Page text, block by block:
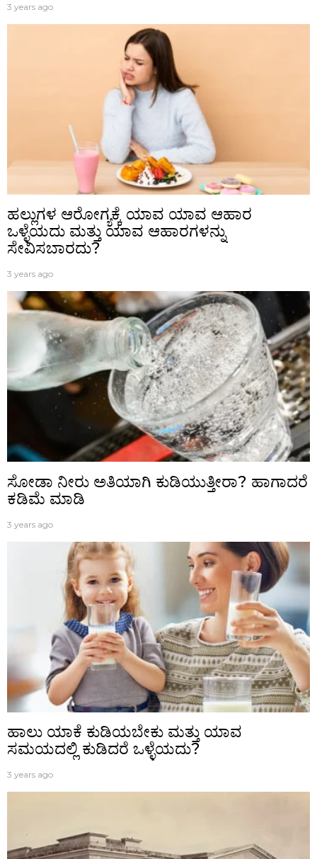
3 years ago
ಹಲ್ಲುಗಳ ಆರೋಗ್ಯಕ್ಕೆ ಯಾವ ಯಾವ ಆಹಾರ
ಒಳ್ಳೆಯದು ಮತ್ತು ಯಾವ ಆಹಾರಗಳನ್ನು
ಸೇವಿಸಬಾರದು?
3 years ago
ಸೋಡಾ ನೀರು ಅತಿಯಾಗಿ ಕುಡಿಯುತ್ತೀರಾ? ಹಾಗಾದರೆ
ಕಡಿಮೆ ಮಾಡಿ
3 years ago
ಹಾಲು ಯಾಕೆ ಕುಡಿಯಬೇಕು ಮತ್ತು ಯಾವ
ಸಮಯದಲ್ಲಿ ಕುಡಿದರೆ ಒಳ್ಳೆಯದು?
3 years ago